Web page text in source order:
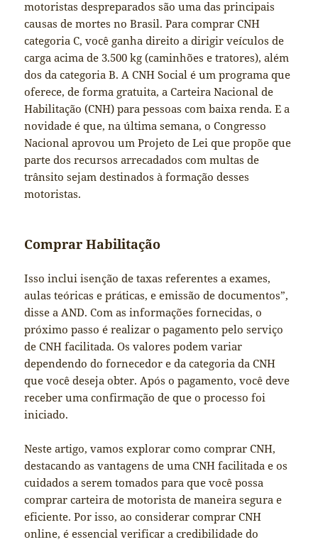
motoristas despreparados são uma das principais
causas de mortes no Brasil. Para comprar CNH
categoria C, você ganha direito a dirigir veículos de
carga acima de 3.500 kg (caminhões e tratores), além
dos da categoria B. A CNH Social é um programa que
oferece, de forma gratuita, a Carteira Nacional de
Habilitação (CNH) para pessoas com baixa renda. E a
novidade é que, na última semana, o Congresso
Nacional aprovou um Projeto de Lei que propõe que
parte dos recursos arrecadados com multas de
trânsito sejam destinados à formação desses
motoristas.
Comprar Habilitação
Isso inclui isenção de taxas referentes a exames,
aulas teóricas e práticas, e emissão de documentos”,
disse a AND. Com as informações fornecidas, o
próximo passo é realizar o pagamento pelo serviço
de CNH facilitada. Os valores podem variar
dependendo do fornecedor e da categoria da CNH
que você deseja obter. Após o pagamento, você deve
receber uma confirmação de que o processo foi
iniciado.
Neste artigo, vamos explorar como comprar CNH,
destacando as vantagens de uma CNH facilitada e os
cuidados a serem tomados para que você possa
comprar carteira de motorista de maneira segura e
eficiente. Por isso, ao considerar comprar CNH
online, é essencial verificar a credibilidade do